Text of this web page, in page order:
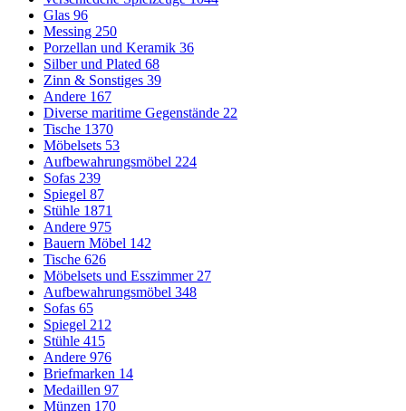
Glas 96
Messing 250
Porzellan und Keramik 36
Silber und Plated 68
Zinn & Sonstiges 39
Andere 167
Diverse maritime Gegenstände 22
Tische 1370
Möbelsets 53
Aufbewahrungsmöbel 224
Sofas 239
Spiegel 87
Stühle 1871
Andere 975
Bauern Möbel 142
Tische 626
Möbelsets und Esszimmer 27
Aufbewahrungsmöbel 348
Sofas 65
Spiegel 212
Stühle 415
Andere 976
Briefmarken 14
Medaillen 97
Münzen 170